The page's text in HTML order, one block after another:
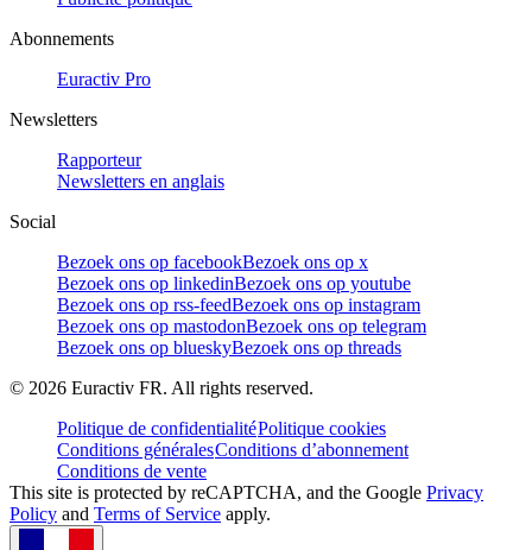
Abonnements
Euractiv Pro
Newsletters
Rapporteur
Newsletters en anglais
Social
Bezoek ons op facebookBezoek ons op x
Bezoek ons op linkedinBezoek ons op youtube
Bezoek ons op rss-feedBezoek ons op instagram
Bezoek ons op mastodonBezoek ons op telegram
Bezoek ons op blueskyBezoek ons op threads
© 2026 Euractiv FR. All rights reserved.
Politique de confidentialitéPolitique cookies
Conditions généralesConditions d’abonnement
Conditions de vente
This site is protected by reCAPTCHA, and the Google Privacy
Policy and Terms of Service apply.